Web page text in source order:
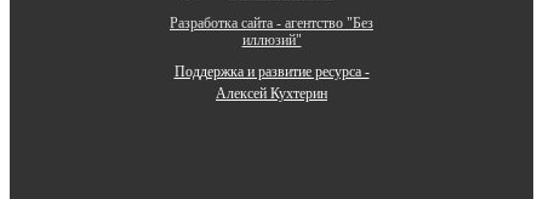
Разработка сайта - агентство "Без
иллюзий"
Поддержка и развитие ресурса -
Алексей Кухтерин